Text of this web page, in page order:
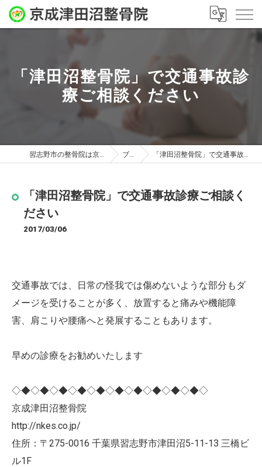
「津田沼整骨院」で交通事故診
療ご相談ください
習志野市の整骨院は京成津田沼整骨院 ブログ 「津田沼整骨院」で交通事故診療ご相談ください
「津田沼整骨院」で交通事故診療ご相談く
ださい
2017/03/06
交通事故では、日常の怪我では傷めないような部分もダ
メージを受けることが多く、放置すると痛みや機能障
害、肩こりや腰痛へと発展することもあります。
早めの診療をお勧めいたします
◇◆◇◆◇◆◇◆◇◆◇◆◇◆◇◆◇◆◇◆◇
京成津田沼整骨院
http://nkes.co.jp/
住所：〒275-0016 千葉県習志野市津田沼5-11-13 三橋ビ
ル1F